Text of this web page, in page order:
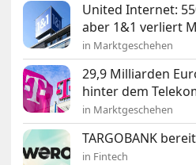
United Internet:
aber 1&1 verliert
in Marktgeschehen
29,9 Milliarden
hinter dem
in Marktgeschehen
TARGOBANK
in Fintech